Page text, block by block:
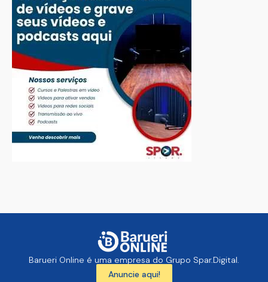
Barueri Online é uma empresa do Grupo Spar.Digital.
Anuncie aqui!